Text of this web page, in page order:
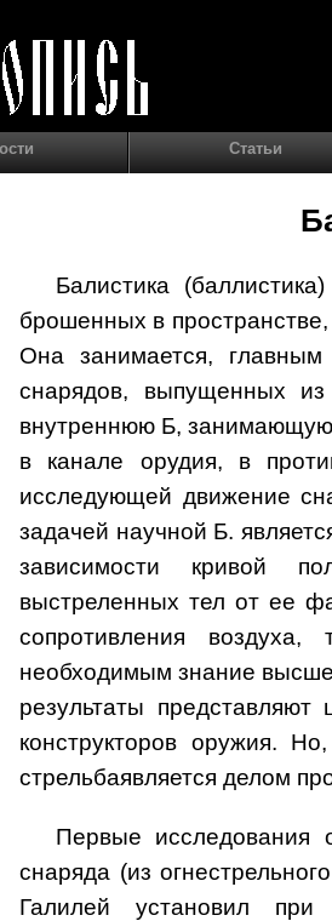
Статьи
Балистика
брошенных в
Она занимается,
снарядов, выпущенных из
внутреннюю Б,
в канале орудия, в
исследующей движение
задачей научной Б.
зависимости кривой
выстреленных тел от ее
сопротивления
необходимым знание
результаты
конструкторов оружия.
стрельбаявляется делом
Первые исследования
снаряда (из
Галилей установил при